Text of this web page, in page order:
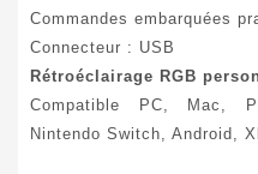
Commandes embarquées
Connecteur : USB
Rétroéclairage RGB
Compatible PC, Mac,
Nintendo Switch, Android,